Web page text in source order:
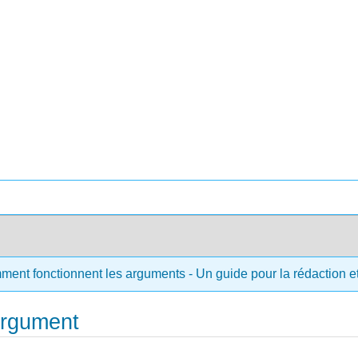
fonctionnent les arguments - Un guide pour la rédaction